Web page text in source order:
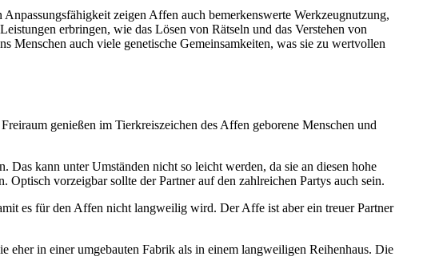
zeigen Affen auch bemerkenswerte Werkzeugnutzung,
erbringen, wie das Lösen von Rätseln und das Verstehen von
Menschen auch viele genetische Gemeinsamkeiten, was sie zu wertvollen
genießen im Tierkreiszeichen des Affen geborene Menschen und
kann unter Umständen nicht so leicht werden, da sie an diesen hohe
vorzeigbar sollte der Partner auf den zahlreichen Partys auch sein.
es für den Affen nicht langweilig wird. Der Affe ist aber ein treuer Partner
eher in einer umgebauten Fabrik als in einem langweiligen Reihenhaus. Die